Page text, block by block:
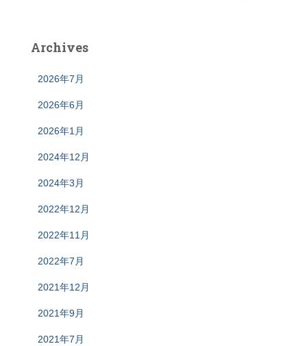
Archives
2026年7月
2026年6月
2026年1月
2024年12月
2024年3月
2022年12月
2022年11月
2022年7月
2021年12月
2021年9月
2021年7月